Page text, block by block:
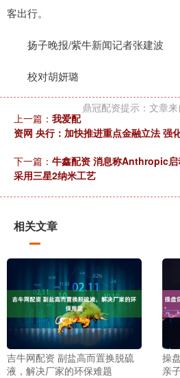
客出行。
扬子晚报/紫牛新闻记者张建波
校对胡妍璐
鼎冠配资提示：文章来
上一篇： 我爱配
资网 央行：加快推进重点金融立法 强
下一篇： 牛鑫配资 消息称Anthropic
采用三星2纳米工艺
相关文章
吉牛网配资 副盐高而置换脱硫
液，解决厂家的环保难题
操
亲